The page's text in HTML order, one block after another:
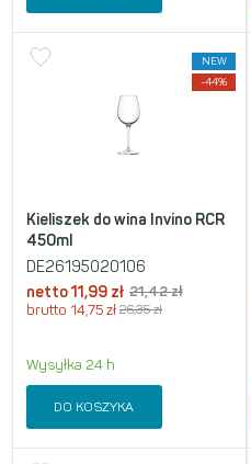
NEW
-44%
Kieliszek do wina Invino RCR
450ml
DE26195020106
netto11,99 zł 21,42zł
brutto 14,75 zł 26,35zł
Wysyłka 24 h
DO KOSZYKA